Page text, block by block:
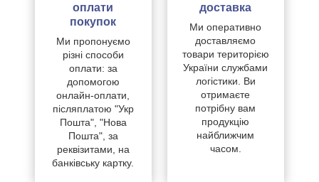
оплати
покупок
Ми пропонуємо
різні способи
оплати: за
допомогою
онлайн-оплати,
післяплатою "Укр
Пошта", "Нова
Пошта", за
реквізитами, на
банківську картку.
доставка
Ми оперативно
доставляємо
товари територією
України службами
логістики. Ви
отримаєте
потрібну вам
продукцію
найближчим
часом.